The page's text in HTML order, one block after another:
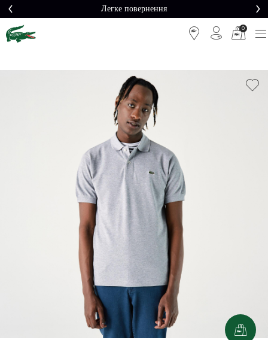
Легке повернення
0
Безкоштовна
доставка від
5000₴*